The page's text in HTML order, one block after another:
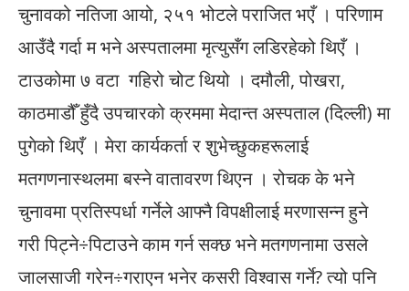
चुनावको नतिजा आयो, २५१ भोटले पराजित भएँ । परिणाम
आउँदै गर्दा म भने अस्पतालमा मृत्युसँग लडिरहेको थिएँ ।
टाउकोमा ७ वटा गहिरो चोट थियो । दमौली, पोखरा,
काठमाडौँ हुँदै उपचारको क्रममा मेदान्त अस्पताल (दिल्ली) मा
पुगेको थिएँ । मेरा कार्यकर्ता र शुभेच्छुकहरूलाई
मतगणनास्थलमा बस्ने वातावरण थिएन । रोचक के भने
चुनावमा प्रतिस्पर्धा गर्नेले आफ्नै विपक्षीलाई मरणासन्न हुने
गरी पिट्ने÷पिटाउने काम गर्न सक्छ भने मतगणनामा उसले
जालसाजी गरेन÷गराएन भनेर कसरी विश्वास गर्ने? त्यो पनि